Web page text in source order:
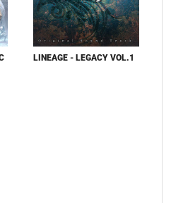
LINEAGE - LEGACY VOL.1